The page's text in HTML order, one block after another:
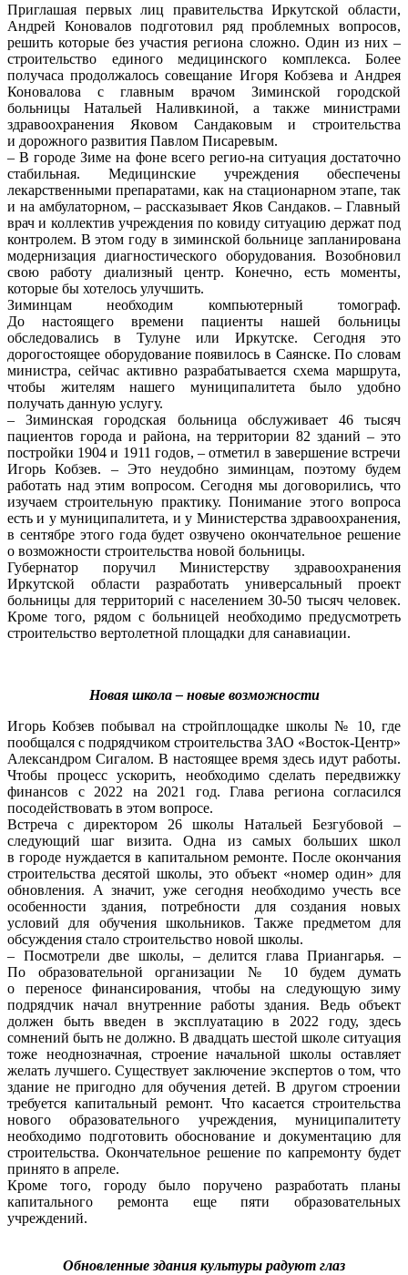
Приглашая первых лиц правительства Иркутской области,
Андрей Коновалов подготовил ряд проблемных вопросов,
решить которые без участия региона сложно. Один из них –
строительство единого медицинского комплекса. Более
получаса продолжалось совещание Игоря Кобзева и Андрея
Коновалова с главным врачом Зиминской городской
больницы Натальей Наливкиной, а также министрами
здравоохранения Яковом Сандаковым и строительства
и дорожного развития Павлом Писаревым.
– В городе Зиме на фоне всего регио-на ситуация достаточно
стабильная. Медицинские учреждения обеспечены
лекарственными препаратами, как на стационарном этапе, так
и на амбулаторном, – рассказывает Яков Сандаков. – Главный
врач и коллектив учреждения по ковиду ситуацию держат под
контролем. В этом году в зиминской больнице запланирована
модернизация диагностического оборудования. Возобновил
свою работу диализный центр. Конечно, есть моменты,
которые бы хотелось улучшить.
Зиминцам необходим компьютерный томограф.
До настоящего времени пациенты нашей больницы
обследовались в Тулуне или Иркутске. Сегодня это
дорогостоящее оборудование появилось в Саянске. По словам
министра, сейчас активно разрабатывается схема маршрута,
чтобы жителям нашего муниципалитета было удобно
получать данную услугу.
– Зиминская городская больница обслуживает 46 тысяч
пациентов города и района, на территории 82 зданий – это
постройки 1904 и 1911 годов, – отметил в завершение встречи
Игорь Кобзев. – Это неудобно зиминцам, поэтому будем
работать над этим вопросом. Сегодня мы договорились, что
изучаем строительную практику. Понимание этого вопроса
есть и у муниципалитета, и у Министерства здравоохранения,
в сентябре этого года будет озвучено окончательное решение
о возможности строительства новой больницы.
Губернатор поручил Министерству здравоохранения
Иркутской области разработать универсальный проект
больницы для территорий с населением 30-50 тысяч человек.
Кроме того, рядом с больницей необходимо предусмотреть
строительство вертолетной площадки для санавиации.
Новая школа – новые возможности
Игорь Кобзев побывал на стройплощадке школы № 10, где
пообщался с подрядчиком строительства ЗАО «Восток-Центр»
Александром Сигалом. В настоящее время здесь идут работы.
Чтобы процесс ускорить, необходимо сделать передвижку
финансов с 2022 на 2021 год. Глава региона согласился
посодействовать в этом вопросе.
Встреча с директором 26 школы Натальей Безгубовой –
следующий шаг визита. Одна из самых больших школ
в городе нуждается в капитальном ремонте. После окончания
строительства десятой школы, это объект «номер один» для
обновления. А значит, уже сегодня необходимо учесть все
особенности здания, потребности для создания новых
условий для обучения школьников. Также предметом для
обсуждения стало строительство новой школы.
– Посмотрели две школы, – делится глава Приангарья. –
По образовательной организации № 10 будем думать
о переносе финансирования, чтобы на следующую зиму
подрядчик начал внутренние работы здания. Ведь объект
должен быть введен в эксплуатацию в 2022 году, здесь
сомнений быть не должно. В двадцать шестой школе ситуация
тоже неоднозначная, строение начальной школы оставляет
желать лучшего. Существует заключение экспертов о том, что
здание не пригодно для обучения детей. В другом строении
требуется капитальный ремонт. Что касается строительства
нового образовательного учреждения, муниципалитету
необходимо подготовить обоснование и документацию для
строительства. Окончательное решение по капремонту будет
принято в апреле.
Кроме того, городу было поручено разработать планы
капитального ремонта еще пяти образовательных
учреждений.
Обновленные здания культуры радуют глаз